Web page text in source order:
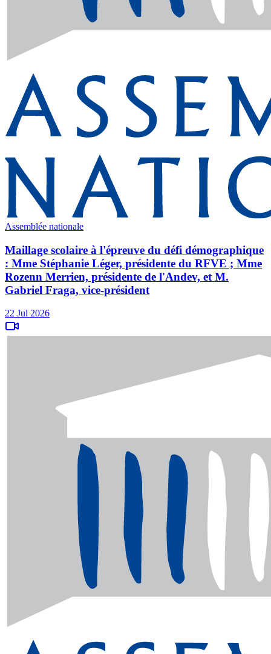
Assemblée nationale
Maillage scolaire à l'épreuve du défi démographique
: Mme Stéphanie Léger, présidente du RFVE ; Mme
Rozenn Merrien, présidente de l'Andev, et M.
Gabriel Fraga, vice-président
22 Jul 2026